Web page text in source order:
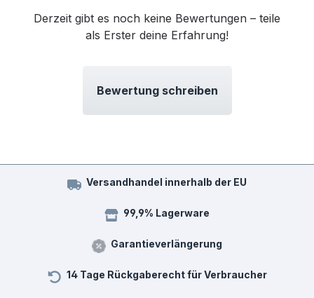
Derzeit gibt es noch keine Bewertungen – teile
als Erster deine Erfahrung!
Bewertung schreiben
Versandhandel innerhalb der EU
99,9% Lagerware
Garantieverlängerung
14 Tage Rückgaberecht für Verbraucher